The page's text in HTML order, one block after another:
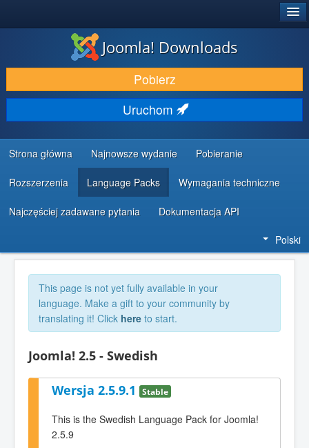
DODATKI I ROZSZERZENIA
ODKRYJ & POZNAJ
SPOŁECZNOŚĆ & WSPARCIE
ZASOBY DLA PROGRAMISTÓW
Joomla! Downloads
Pobierz
Uruchom
Strona główna Najnowsze wydanie Pobieranie
Rozszerzenia Language Packs Wymagania techniczne
Najczęściej zadawane pytania Dokumentacja API
Polski
This page is not yet fully available in your
language. Make a gift to your community by
translating it! Click here to start.
Joomla! 2.5 - Swedish
Wersja 2.5.9.1 Stable
This is the Swedish Language Pack for Joomla!
2.5.9